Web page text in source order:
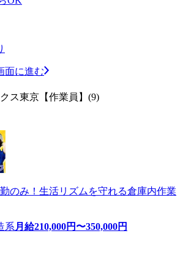
面に進む
ス東京【作業員】(9)
のみ！生活リズムを守れる倉庫内作業
系 月給210,000円〜350,000円